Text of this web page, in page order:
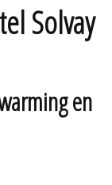
Solvay
en